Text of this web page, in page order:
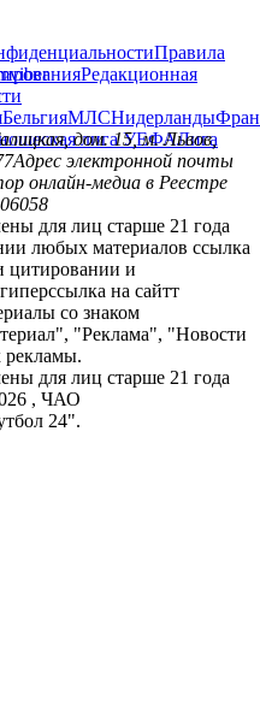
Правила
Редакционная
viber
БельгияМЛСНидерланды
лига УЕФАЛига
дом. 15, м. Львов,
Адрес электронной почты
онлайн-медиа в Реестре
для лиц старше 21 года
любых материалов ссылка
цитировании и
на сайтт
со знаком
"Реклама", "Новости
рекламы.
для лиц старше 21 года
, ЧАО
24".